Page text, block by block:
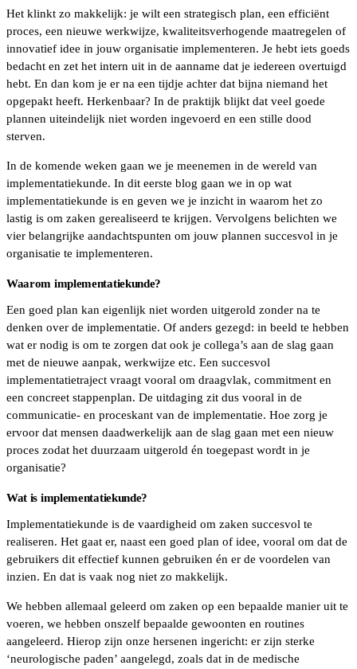
Het klinkt zo makkelijk: je wilt een strategisch plan, een efficiënt
proces, een nieuwe werkwijze, kwaliteitsverhogende maatregelen of
innovatief idee in jouw organisatie implementeren. Je hebt iets goeds
bedacht en zet het intern uit in de aanname dat je iedereen overtuigd
hebt. En dan kom je er na een tijdje achter dat bijna niemand het
opgepakt heeft. Herkenbaar? In de praktijk blijkt dat veel goede
plannen uiteindelijk niet worden ingevoerd en een stille dood
sterven.
In de komende weken gaan we je meenemen in de wereld van
implementatiekunde. In dit eerste blog gaan we in op wat
implementatiekunde is en geven we je inzicht in waarom het zo
lastig is om zaken gerealiseerd te krijgen. Vervolgens belichten we
vier belangrijke aandachtspunten om jouw plannen succesvol in je
organisatie te implementeren.
Waarom implementatiekunde?
Een goed plan kan eigenlijk niet worden uitgerold zonder na te
denken over de implementatie. Of anders gezegd: in beeld te hebben
wat er nodig is om te zorgen dat ook je collega’s aan de slag gaan
met de nieuwe aanpak, werkwijze etc. Een succesvol
implementatietraject vraagt vooral om draagvlak, commitment en
een concreet stappenplan. De uitdaging zit dus vooral in de
communicatie- en proceskant van de implementatie. Hoe zorg je
ervoor dat mensen daadwerkelijk aan de slag gaan met een nieuw
proces zodat het duurzaam uitgerold én toegepast wordt in je
organisatie?
Wat is implementatiekunde?
Implementatiekunde is de vaardigheid om zaken succesvol te
realiseren. Het gaat er, naast een goed plan of idee, vooral om dat de
gebruikers dit effectief kunnen gebruiken én er de voordelen van
inzien. En dat is vaak nog niet zo makkelijk.
We hebben allemaal geleerd om zaken op een bepaalde manier uit te
voeren, we hebben onszelf bepaalde gewoonten en routines
aangeleerd. Hierop zijn onze hersenen ingericht: er zijn sterke
‘neurologische paden’ aangelegd, zoals dat in de medische